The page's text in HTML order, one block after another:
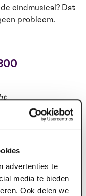
advertenties te
media te bieden
Ook delen we
eindmusical? Dat
probleem.
zang en spraak